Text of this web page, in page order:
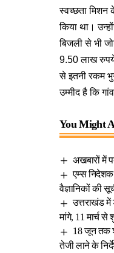
स्वच्छता मिशन
किया था।
बिजली से भी
9.50 लाख
से इतनी रकम
उम्मीद है कि
You Might
अखबारों में
एम्स निदेशक
वैज्ञानिकों की
उत्तराखंड
मांगे, 11 मार्च
18 जून तक
तेजी लाने के